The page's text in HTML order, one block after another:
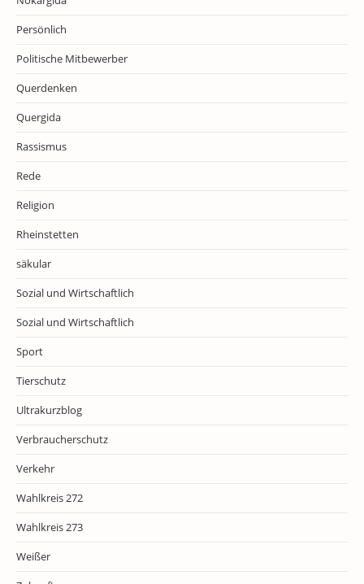
Persönlich
Politische Mitbewerber
Querdenken
Quergida
Rassismus
Rede
Religion
Rheinstetten
säkular
Sozial und Wirtschaftlich
Sozial und Wirtschaftlich
Sport
Tierschutz
Ultrakurzblog
Verbraucherschutz
Verkehr
Wahlkreis 272
Wahlkreis 273
Weißer